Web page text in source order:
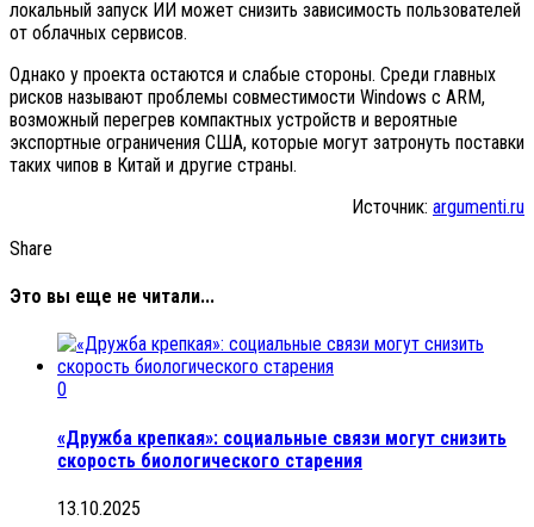
локальный запуск ИИ может снизить зависимость пользователей
от облачных сервисов.
Однако у проекта остаются и слабые стороны. Среди главных
рисков называют проблемы совместимости Windows с ARM,
возможный перегрев компактных устройств и вероятные
экспортные ограничения США, которые могут затронуть поставки
таких чипов в Китай и другие страны.
Источник: argumenti.ru
Share
Это вы еще не читали...
0
«Дружба крепкая»: социальные связи могут снизить
скорость биологического старения
13.10.2025